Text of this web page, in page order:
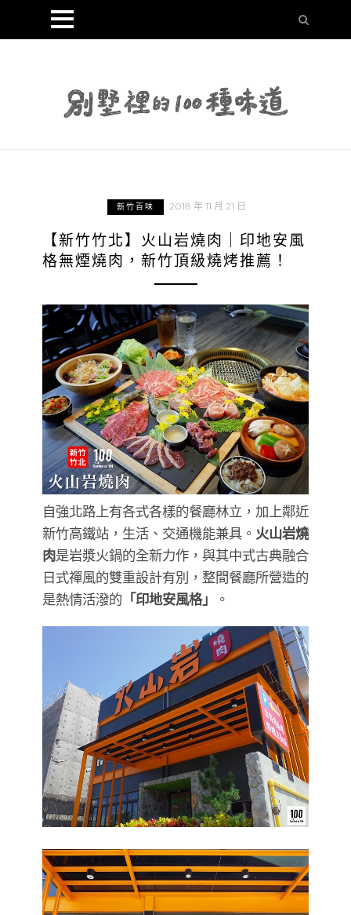
新竹百味 2018 年 11 月 21 日
【新竹竹北】火山岩燒肉｜印地安風
格無煙燒肉，新竹頂級燒烤推薦！
自強北路上有各式各樣的餐廳林立，加上鄰近
新竹高鐵站，生活、交通機能兼具。 火山岩燒
肉是岩漿火鍋的全新力作，與其中式古典融合
日式禪風的雙重設計有別，整間餐廳所營造的
是熱情活潑的 「印地安風格」 。